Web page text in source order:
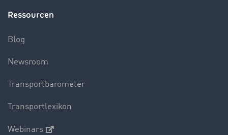
Ressourcen
Blog
Newsroom
Transportbarometer
Transportlexikon
Webinars